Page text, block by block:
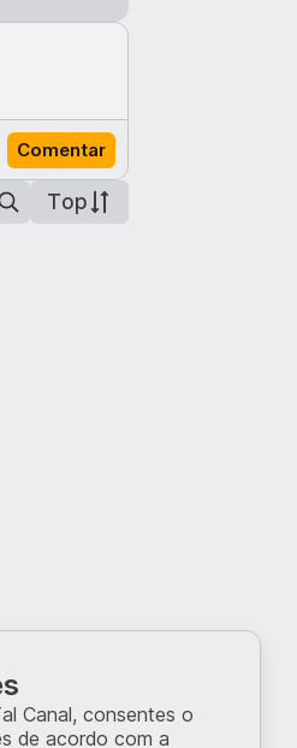
Comentar
Top
Canal, consentes o
de acordo com a